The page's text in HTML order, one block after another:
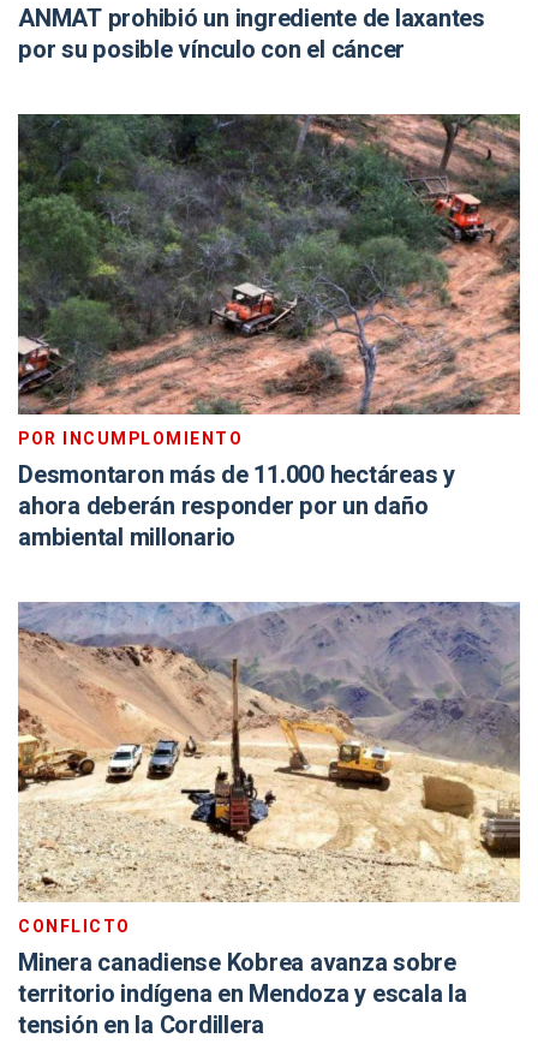
ANMAT prohibió un ingrediente de laxantes
por su posible vínculo con el cáncer
POR INCUMPLOMIENTO
Desmontaron más de 11.000 hectáreas y
ahora deberán responder por un daño
ambiental millonario
CONFLICTO
Minera canadiense Kobrea avanza sobre
territorio indígena en Mendoza y escala la
tensión en la Cordillera